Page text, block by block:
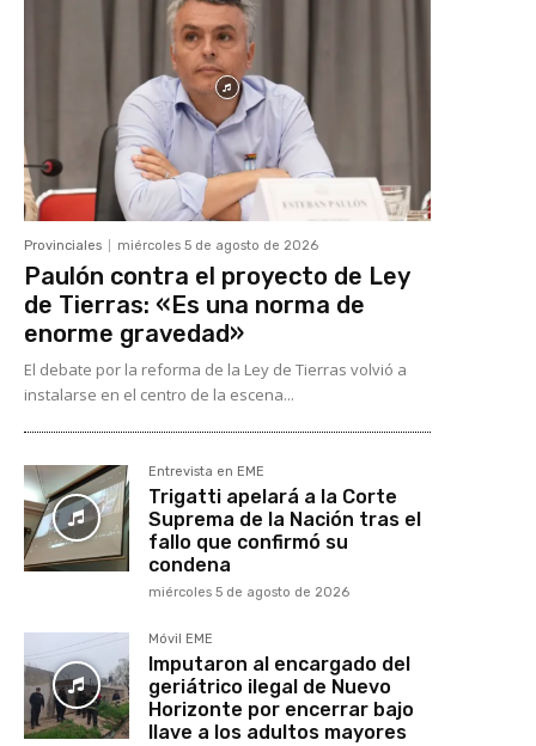
Provinciales miércoles 5 de agosto de 2026
Paulón contra el proyecto de Ley
de Tierras: «Es una norma de
enorme gravedad»
El debate por la reforma de la Ley de Tierras volvió a
instalarse en el centro de la escena...
Entrevista en EME
Trigatti apelará a la Corte
Suprema de la Nación tras el
fallo que confirmó su
condena
miércoles 5 de agosto de 2026
Móvil EME
Imputaron al encargado del
geriátrico ilegal de Nuevo
Horizonte por encerrar bajo
llave a los adultos mayores